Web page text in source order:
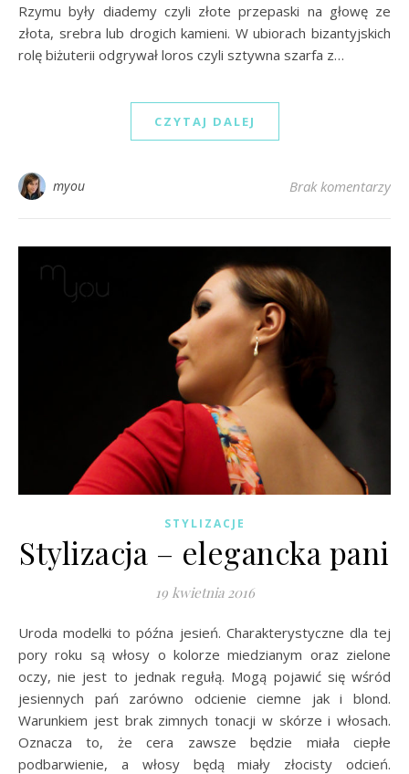
Rzymu były diademy czyli złote przepaski na głowę ze
złota, srebra lub drogich kamieni. W ubiorach bizantyjskich
rolę biżuterii odgrywał loros czyli sztywna szarfa z…
CZYTAJ DALEJ
myou Brak komentarzy
STYLIZACJE
Stylizacja – elegancka pani
19 kwietnia 2016
Uroda modelki to późna jesień. Charakterystyczne dla tej
pory roku są włosy o kolorze miedzianym oraz zielone
oczy, nie jest to jednak regułą. Mogą pojawić się wśród
jesiennych pań zarówno odcienie ciemne jak i blond.
Warunkiem jest brak zimnych tonacji w skórze i włosach.
Oznacza to, że cera zawsze będzie miała ciepłe
podbarwienie, a włosy będą miały złocisty odcień.